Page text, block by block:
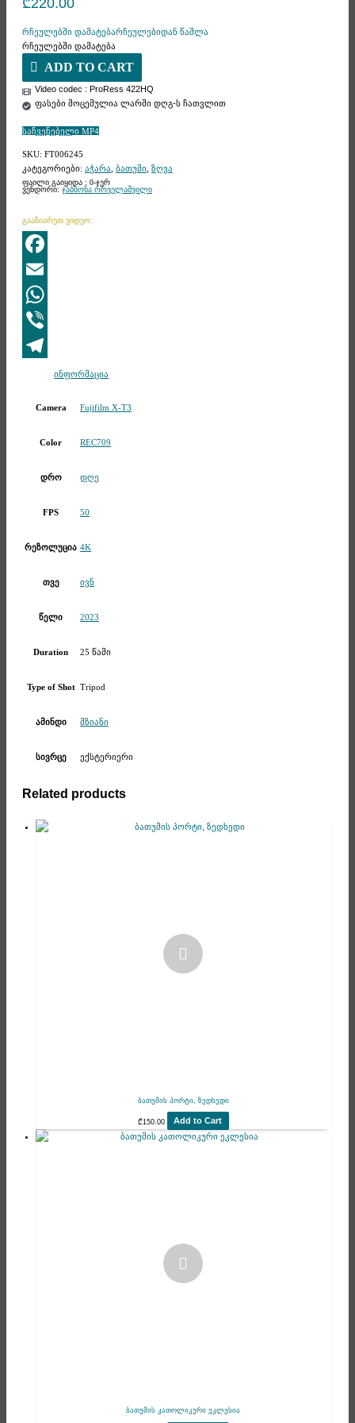
რჩეულებში დამატებარჩეულებიდან წაშლა
რჩეულებში დამატება
ADD TO CART
Video codec : ProRess 422HQ
ფასები მოცემულია ლარში დღგ-ს ჩათვლით
საჩვენებელი MP4
SKU: FT006245
კატეგორიები: აჭარა ბათუმი ზღვა
ფაილი გაიყიდა : 0-ჯერ
ვენდორი: ჯაბსონა ორველაშვილი
გააზიარეთ ვიდეო:
Facebook
Email
WhatsApp
Viber
Telegramინფორმაცია
Camera Fujifilm X-T3
Color REC709
დრო დღე
FPS 50
რეზოლუცია 4K
თვე ივნ
წელი 2023
Duration 25 წამი
Type of Shot Tripod
ამინდი მზიანი
სივრცე ექსტერიერი
Related products
ბათუმის პორტი, ზედხედი
₾150.00 Add to Cart
ბათუმის კათოლიკური ეკლესია